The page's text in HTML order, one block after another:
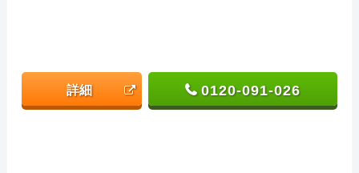
詳細 0120-091-026